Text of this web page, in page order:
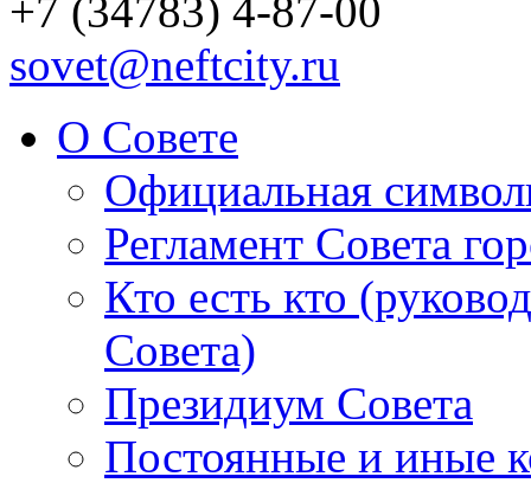
+7 (34783) 4-87-00
sovet@neftcity.ru
О Совете
Официальная
Регламент Совета
Кто есть кто
Совета)
Президиум Совета
Постоянные и иные